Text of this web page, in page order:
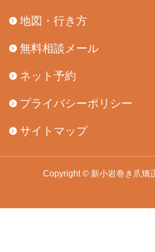
地図・行き方
無料相談メール
ネット予約
プライバシーポリシー
サイトマップ
Copyright © 新小岩巻き爪矯